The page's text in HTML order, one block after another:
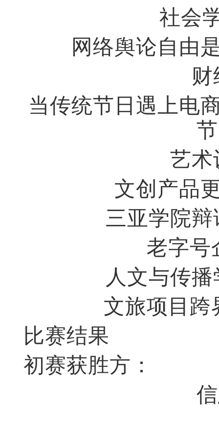
社会
网络舆论自由
当传统节日遇上电
艺术
文创产品
三亚学院辩
老字号
人文与传
文旅项目跨
比赛结果
初赛获胜方：